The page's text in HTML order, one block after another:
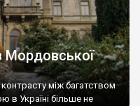
Мордовської
між багатством
в Україні більше не